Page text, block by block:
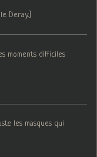
Deray.]
moments difficiles
les masques qui